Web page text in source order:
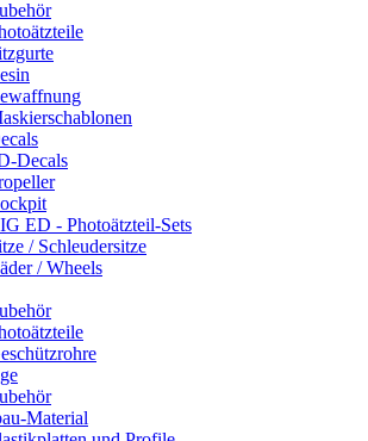
Decals
ED - Photoätzteil-Sets
/ Schleudersitze
/ Wheels
Material